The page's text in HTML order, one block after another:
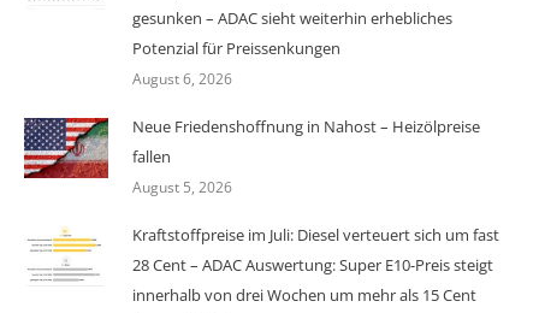
gesunken – ADAC sieht weiterhin erhebliches
Potenzial für Preissenkungen
August 6, 2026
Neue Friedenshoffnung in Nahost – Heizölpreise
fallen
August 5, 2026
Kraftstoffpreise im Juli: Diesel verteuert sich um fast
28 Cent – ADAC Auswertung: Super E10-Preis steigt
innerhalb von drei Wochen um mehr als 15 Cent